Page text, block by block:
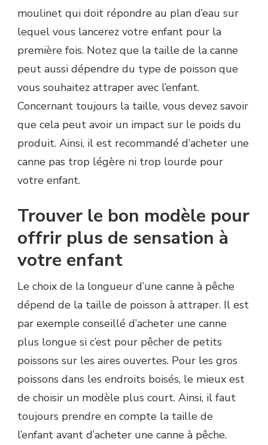
moulinet qui doit répondre au plan d’eau sur
lequel vous lancerez votre enfant pour la
première fois. Notez que la taille de la canne
peut aussi dépendre du type de poisson que
vous souhaitez attraper avec l’enfant.
Concernant toujours la taille, vous devez savoir
que cela peut avoir un impact sur le poids du
produit. Ainsi, il est recommandé d’acheter une
canne pas trop légère ni trop lourde pour
votre enfant.
Trouver le bon modèle pour
offrir plus de sensation à
votre enfant
Le choix de la longueur d’une canne à pêche
dépend de la taille de poisson à attraper. Il est
par exemple conseillé d’acheter une canne
plus longue si c’est pour pêcher de petits
poissons sur les aires ouvertes. Pour les gros
poissons dans les endroits boisés, le mieux est
de choisir un modèle plus court. Ainsi, il faut
toujours prendre en compte la taille de
l’enfant avant d’acheter une canne à pêche.